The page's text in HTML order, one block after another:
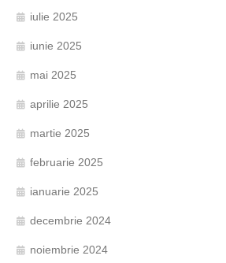
iulie 2025
iunie 2025
mai 2025
aprilie 2025
martie 2025
februarie 2025
ianuarie 2025
decembrie 2024
noiembrie 2024